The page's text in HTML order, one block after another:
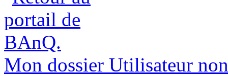
Mon dossier Utilisateur